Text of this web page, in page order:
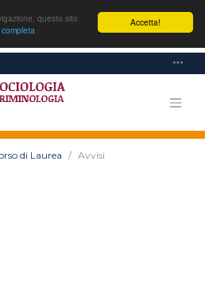
Accetta!
questo sito
di Laurea Avvisi